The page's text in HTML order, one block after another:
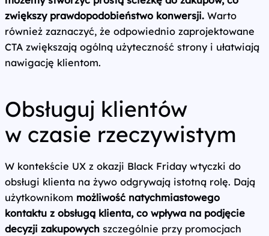
zwiększy prawdopodobieństwo konwersji. Warto
również zaznaczyć, że odpowiednio zaprojektowane
CTA zwiększają ogólną użyteczność strony i ułatwiają
nawigację klientom.
Obsługuj klientów
w czasie rzeczywistym
W kontekście UX z okazji Black Friday wtyczki do
obsługi klienta na żywo odgrywają istotną rolę. Dają
użytkownikom możliwość natychmiastowego
kontaktu z obsługą klienta, co wpływa na podjęcie
decyzji zakupowych szczególnie przy promocjach